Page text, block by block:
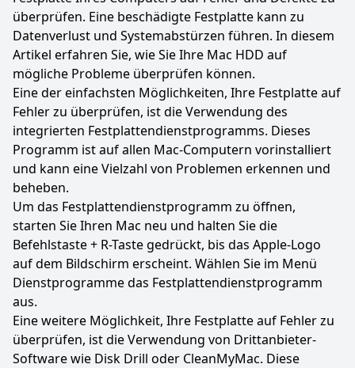
überprüfen. Eine beschädigte Festplatte kann zu
Datenverlust und Systemabstürzen führen. In diesem
Artikel erfahren Sie, wie Sie Ihre Mac HDD auf
mögliche Probleme überprüfen können.
Eine der einfachsten Möglichkeiten, Ihre Festplatte auf
Fehler zu überprüfen, ist die Verwendung des
integrierten Festplattendienstprogramms. Dieses
Programm ist auf allen Mac-Computern vorinstalliert
und kann eine Vielzahl von Problemen erkennen und
beheben.
Um das Festplattendienstprogramm zu öffnen,
starten Sie Ihren Mac neu und halten Sie die
Befehlstaste + R-Taste gedrückt, bis das Apple-Logo
auf dem Bildschirm erscheint. Wählen Sie im Menü
Dienstprogramme das Festplattendienstprogramm
aus.
Eine weitere Möglichkeit, Ihre Festplatte auf Fehler zu
überprüfen, ist die Verwendung von Drittanbieter-
Software wie Disk Drill oder CleanMyMac. Diese